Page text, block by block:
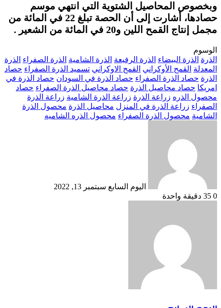
وبخصوص المحاصيل الشتوية التي انتهي موسم
حصادها، أشارت إلى أن الحصة تبلغ 22 في المائة من
مجمل إنتاج القمح اللين و20 في المائة من الشعير .
الوسوم
الذرة الذرة البيضاء الذرة الرفيعة الذرة الشامية الذرة الصفراء الذرة
المعدلة القمح الأوكراني القمح الاوكراني تسميد الذرة الصفراء حصاد
الذرة حصاد الذرة الصفراء حصاد الذرة في السودان حصاد الذرة في
امريكا حصاد محاصيل الذرة حصاد محاصيل الذرة الصفراء حصاد
محصول الذره زراعة الذرة زراعة الذرة الشامية زراعة الذرة
الصفراء زراعة الذرة في المنزل محاصيل الذرة محصول الذرة
الشامية محصول الذرة الصفراء محصول الذره الشاميه
اليوم السابع سبتمبر 13, 2022
0
دقيقة واحدة